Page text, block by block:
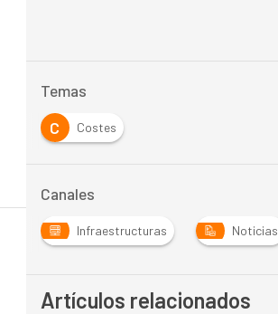
Temas
C
Costes
Canales
Infraestructuras Noticias
Artículos relacionados